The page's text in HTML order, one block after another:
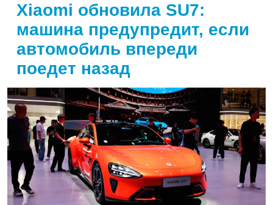
Xiaomi обновила SU7:
машина предупредит, если
автомобиль впереди
поедет назад